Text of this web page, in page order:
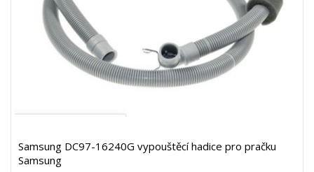
Samsung DC97-16240G vypouštěcí hadice pro pračku
Samsung